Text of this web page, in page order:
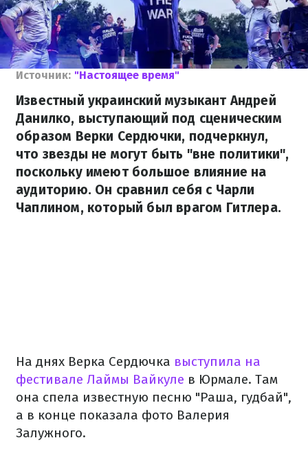
Источник: "Настоящее время"
Известный украинский музыкант Андрей
Данилко, выступающий под сценическим
образом Верки Сердючки, подчеркнул,
что звезды не могут быть "вне политики",
поскольку имеют большое влияние на
аудиторию. Он сравнил себя с Чарли
Чаплином, который был врагом Гитлера.
На днях Верка Сердючка выступила на
фестивале Лаймы Вайкуле в Юрмале. Там
она спела известную песню "Раша, гудбай",
а в конце показала фото Валерия
Залужного.